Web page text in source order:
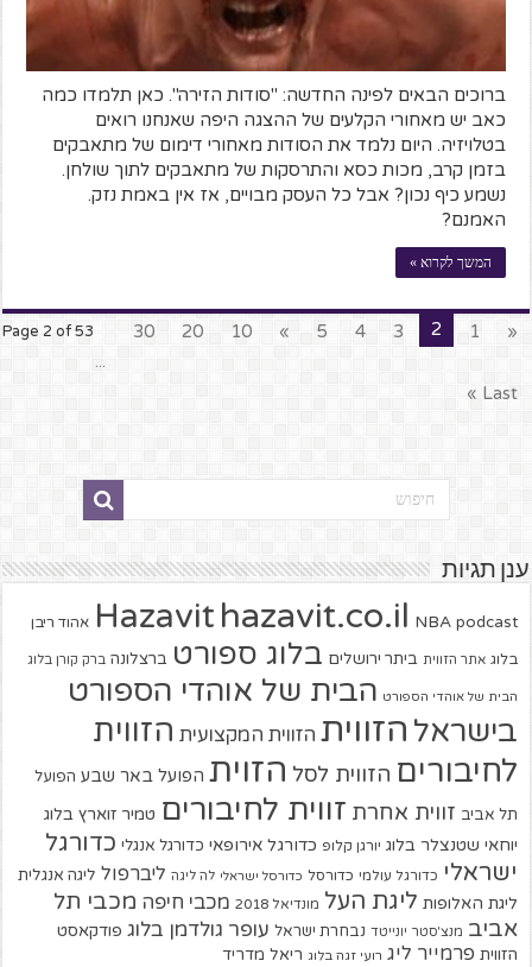
ברוכים הבאים לפינה החדשה: "סודות הזירה". כאן תלמדו כמה
כאב יש מאחורי הקלעים של ההצגה היפה שאנחנו רואים
בטלויזיה. היום נלמד את הסודות מאחורי דימום של מתאבקים
בזמן קרב, מכות כסא והתרסקות של מתאבקים לתוך שולחן.
נשמע כיף נכון? אבל כל העסק מבויים, אז אין באמת נזק.
האמנם?
המשך לקרוא »
Page 2 of 53 «
1
2
3
4
5
»
10
20
30
...
Last »
ענן תגיות
Hazavit hazavit.co.il NBA podcast אהוד ריבן
בלוג אתר הזווית ביתר ירושלים בלוג ספורט ברצלונה ברק קורן בלוג
הבית של אוהדי הספורט הבית של אוהדי הספורט
בישראל הזווית הזווית המקצועית הזווית
לחיבורים הזווית לסל הזוית הפועל באר שבע הפועל
תל אביב זווית אחרת זווית לחיבורים טמיר זוארץ בלוג
יוחאי שטנצלר בלוג יורגן קלופ כדורגל אירופאי כדורגל אנגלי כדורגל
ישראלי כדורגל עולמי כדורסל כדורסל ישראלי לה ליגה ליברפול ליגה אנגלית
ליגת האלופות ליגת העל מונדיאל 2018 מכבי חיפה מכבי תל
אביב מנצ'סטר יונייטד נבחרת ישראל עופר גולדמן בלוג פודקאסט
הזווית פרמייר ליג רועי זגה בלוג ריאל מדריד